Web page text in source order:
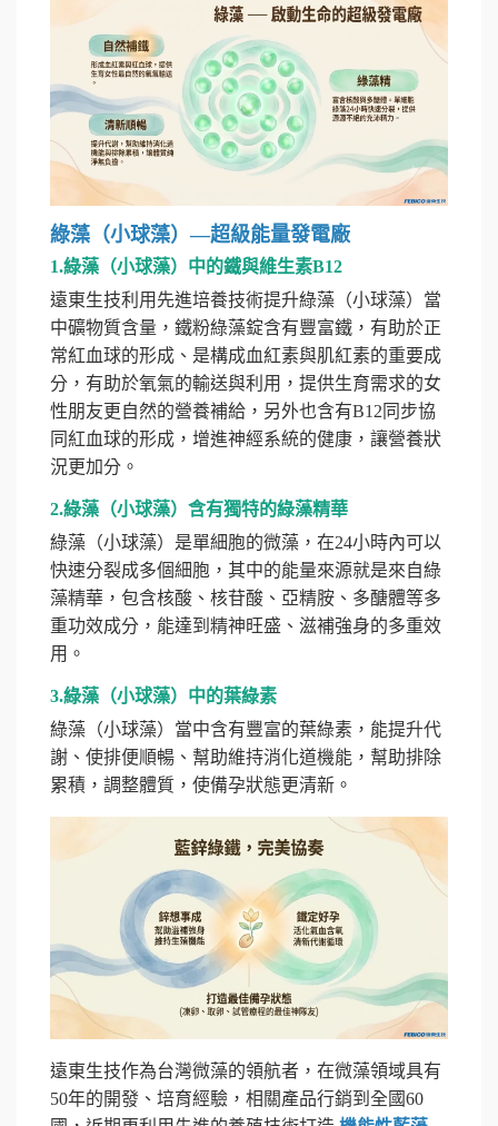
綠藻（小球藻）—超級能量發電廠
1.綠藻（小球藻）中的鐵與維生素B12
遠東生技利用先進培養技術提升綠藻（小球藻）當
中礦物質含量，鐵粉綠藻錠含有豐富鐵，有助於正
常紅血球的形成、是構成血紅素與肌紅素的重要成
分，有助於氧氣的輸送與利用，提供生育需求的女
性朋友更自然的營養補給，另外也含有B12同步協
同紅血球的形成，增進神經系統的健康，讓營養狀
況更加分。
2.綠藻（小球藻）含有獨特的綠藻精華
綠藻（小球藻）是單細胞的微藻，在24小時內可以
快速分裂成多個細胞，其中的能量來源就是來自綠
藻精華，包含核酸、核苷酸、亞精胺、多醣體等多
重功效成分，能達到精神旺盛、滋補強身的多重效
用。
3.綠藻（小球藻）中的葉綠素
綠藻（小球藻）當中含有豐富的葉綠素，能提升代
謝、使排便順暢、幫助維持消化道機能，幫助排除
累積，調整體質，使備孕狀態更清新。
遠東生技作為台灣微藻的領航者，在微藻領域具有
50年的開發、培育經驗，相關產品行銷到全國60